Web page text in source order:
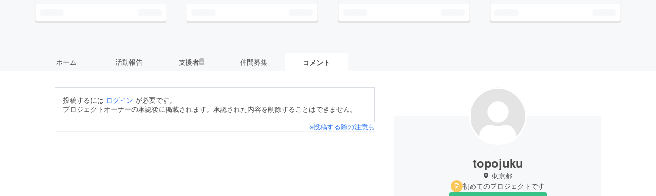
ホーム 活動報告 支援者4 仲間募集 コメント
投稿するには ログイン が必要です。
プロジェクトオーナーの承認後に掲載されます。承認された内容を削除することはできません。
※投稿する際の注意点
topojuku
東京都
初めてのプロジェクトです